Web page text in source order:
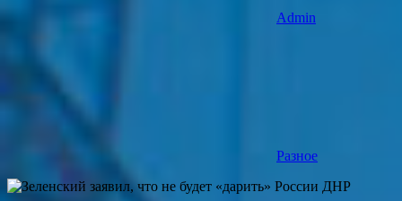
Admin
Разное